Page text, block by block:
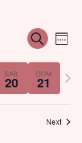
e
viste
Cerca
SAB
20 DOM
21
Next